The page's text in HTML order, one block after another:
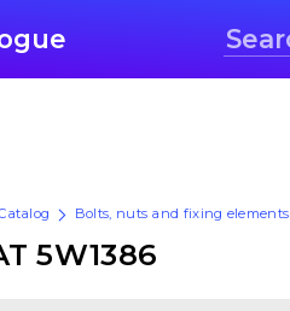
Bolts, nuts and fixing elements
5W1386